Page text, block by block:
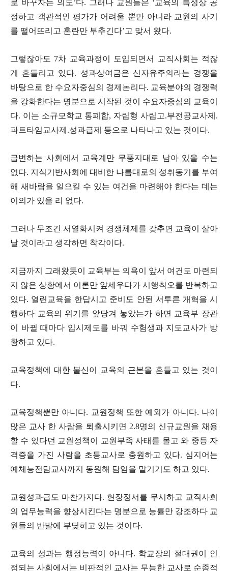
로 바꾸자는 의도’다. 그러나 교원들은 ‘교육의 특성상 공
정하고 객관적인 평가가 어려울 뿐만 아니라 교원의 사기
를 떨어뜨리고 혼란만 부추긴다’고 맞서 왔다.
그렇잖아도 7차 교육과정이 도입되면서 교직사회는 적잖
게 흔들리고 있다. 성과상여금은 신자유주의라는 경쟁을
바탕으로 한 수요자중심의 경제논리다. 교육분야의 경쟁력
을 강화한다는 명분으로 시작된 것이 수요자중심의 교육이
다. 이는 소규모학교 통폐합, 자립형 사립고.부전공교사제.
파트타임교사제.성과급제 등으로 나타나고 있는 것이다.
급변하는 사회에서 교육계만 무풍지대로 남아 있을 수는
없다. 지식기반사회에 대비한 나름대로의 성취동기를 부여
해 새바람을 일으킬 수 있는 여건을 마련해야 한다는 데는
이의가 있을 리 없다.
그러나 무조건 서열화시켜 경쟁체제를 갖추면 교육이 살아
날 것이라고 생각하면 착각이다.
지금까지 그래왔듯이 교육부는 의욕이 앞서 여건도 마련되
지 않은 상황에서 이론만 앞세우다가 시행착오를 반복하고
있다. 열린교육을 한답시고 준비도 안된 서투른 개혁을 시
행하다 교육의 위기를 앞당겨 놓았는가 하면 교육부 장관
이 바뀔 때마다 입시제도를 바꿔 수험생과 지도교사가 방
황하고 있다.
교육정책에 대한 불신이 교육의 근본을 흔들고 있는 것이
다.
교육정책뿐만 아니다. 교원정책 또한 예외가 아니다. 나이
많은 교사 한 사람을 퇴출시키면 2.8명의 신규교원을 채용
할 수 있다던 교원정책이 교원부족 사태를 몰고 와 중등 자
격증을 가진 사람을 초등교사로 충원하고 있다. 심지어는
예체능전담교사까지 동원해 담임을 맡기기도 하고 있다.
교원성과급도 마찬가지다. 현장정서를 무시하고 교직사회
의 업무능력을 향상시킨다는 명분으로 능률만 강조하다 교
원들의 반발에 부딪히고 있는 것이다.
교육의 성과는 행정능력이 아니다. 학교장의 절대권이 인
정되는 사회에서는 비판적인 교사는 무능한 교사로 순종적